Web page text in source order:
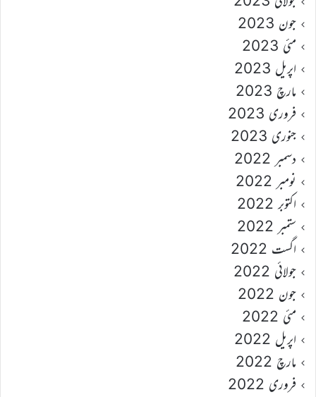
جون 2023
مئی 2023
اپریل 2023
مارچ 2023
فروری 2023
جنوری 2023
دسمبر 2022
نومبر 2022
اکتوبر 2022
ستمبر 2022
اگست 2022
جولائی 2022
جون 2022
مئی 2022
اپریل 2022
مارچ 2022
فروری 2022